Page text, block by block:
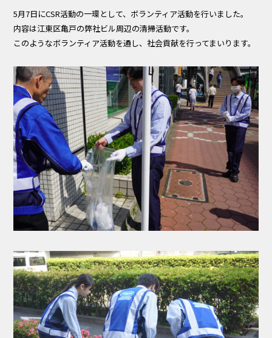
5月7日にCSR活動の一環として、ボランティア活動を行いました。
内容は江東区亀戸の弊社ビル周辺の清掃活動です。
このようなボランティア活動を通し、社会貢献を行ってまいります。